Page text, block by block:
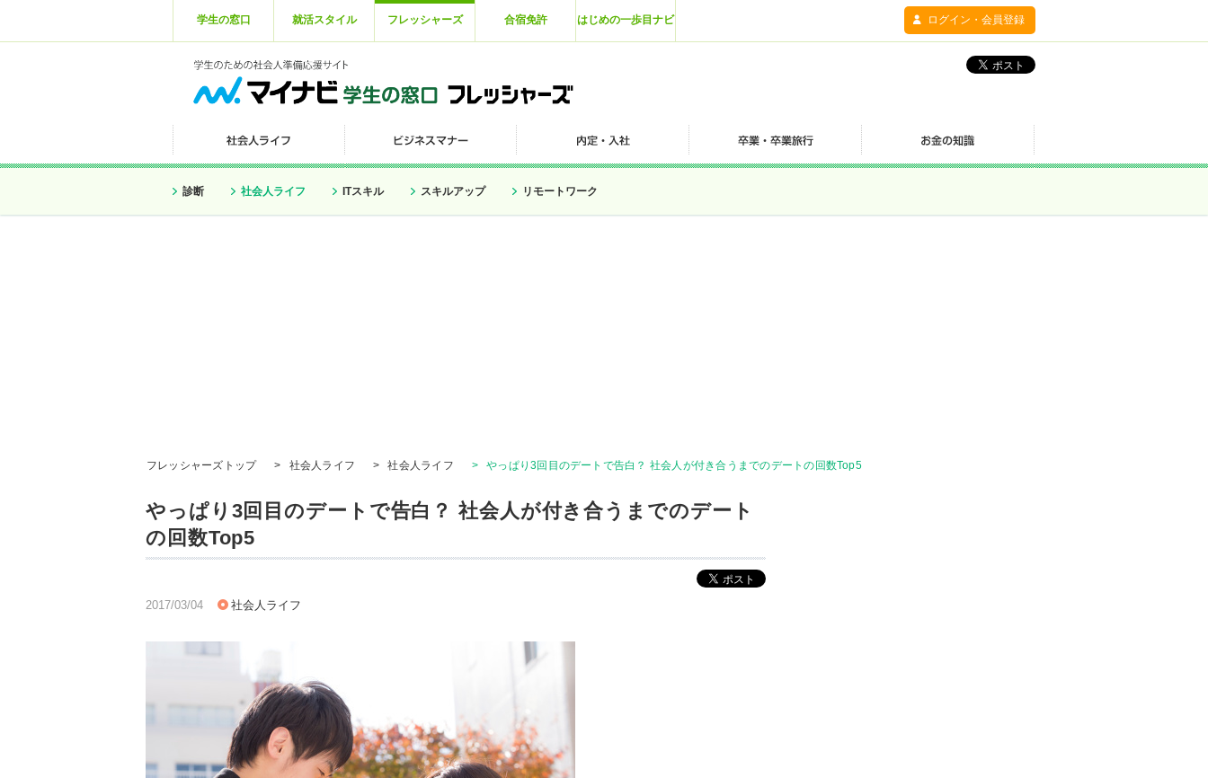
学生の窓口 就活スタイル フレッシャーズ 合宿免許 はじめの一歩目ナビ ログイン・会員登録
診断 社会人ライフ ITスキル スキルアップ リモートワーク
フレッシャーズトップ > 社会人ライフ > 社会人ライフ > やっぱり3回目のデートで告白？ 社会人が付き合うまでのデートの回数Top5
やっぱり3回目のデートで告白？ 社会人が付き合うまでのデート
の回数Top5
2017/03/04 社会人ライフ